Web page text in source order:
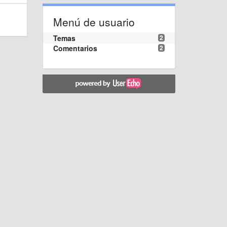
Menú de usuario
2
Temas
2
Comentarios